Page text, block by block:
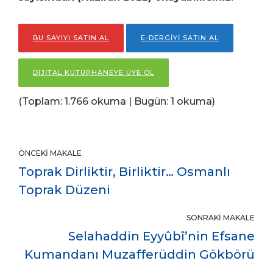
BU SAYIYI SATIN AL E-DERGİYİ SATIN AL
DİJİTAL KÜTÜPHANEYE ÜYE OL
(Toplam: 1.766 okuma | Bugün: 1 okuma)
ÖNCEKI MAKALE
Toprak Dirliktir, Birliktir… Osmanlı
Toprak Düzeni
SONRAKI MAKALE
Selahaddin Eyyûbî’nin Efsane
Kumandanı Muzafferüddin Gökbörü